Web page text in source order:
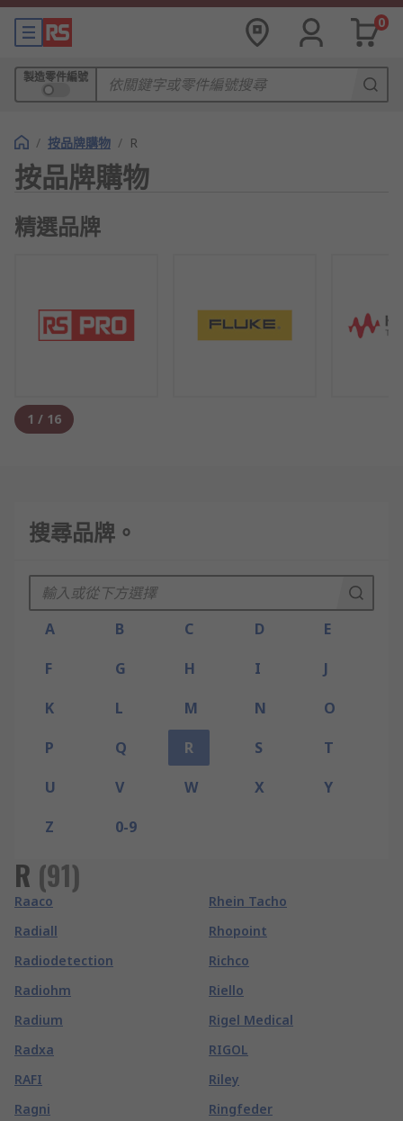
0
製造零件編號
/ 按品牌購物 / R
按品牌購物
精選品牌
1 / 16
搜尋品牌。
A B C D
E
F
G H I
J
K
L M N
O
P
Q R S
T
U
V W X
Y
Z
0-9
R (91)
Raaco
Radiall
Radiodetection
Radiohm
Radium
Radxa
RAFI
Ragni
Rhein Tacho
Rhopoint
Richco
Riello
Rigel Medical
RIGOL
Riley
Ringfeder